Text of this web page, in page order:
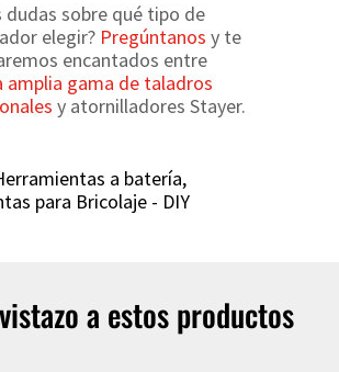
dudas sobre qué tipo de
elegir? Pregúntanos y te
encantados entre
amplia gama de taladros
y atornilladores Stayer.
a batería,
para Bricolaje - DIY
a estos productos